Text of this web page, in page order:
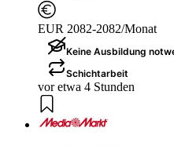
EUR 2082-2082/Monat
Keine Ausbildung
Schichtarbeit
vor etwa 4 Stunden